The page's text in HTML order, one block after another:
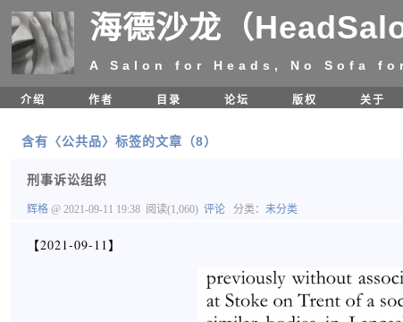
海德沙龙（
A Salon for Heads, No Sofa
介绍
作者 目录 论坛 版权 关于
含有〈公共品〉标签的文章（8）
刑事诉讼组织
辉格 @ 2021-09-11 19:38 阅读(1,060) 评论 分类： 未分类
【2021-09-11】